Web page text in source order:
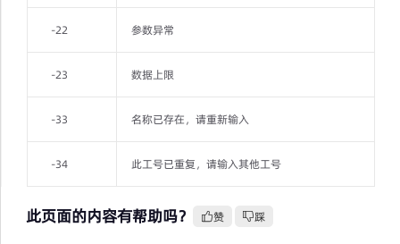
-22 参数异常
-23 数据上限
-33 名称已存在，请重新输入
-34 此工号已重复，请输入其他工号
此页面的内容有帮助吗？ 赞 踩